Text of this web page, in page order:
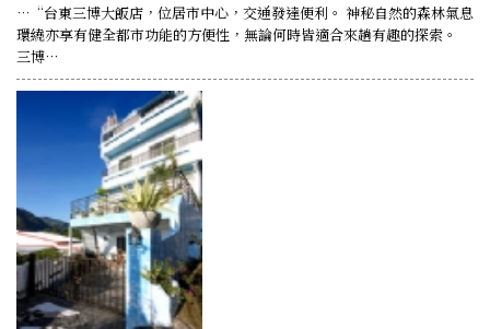
…“台東三博大飯店，位居市中心，交通發達便利。 神秘自然的森林氣息
環繞亦享有健全都市功能的方便性，無論何時皆適合來趟有趣的探索。
三博…